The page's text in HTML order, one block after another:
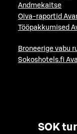
Andmekaitse
Oiva-raportid
Tööpakkumised
Broneerige vabu
Sokoshotels.fi
SOK